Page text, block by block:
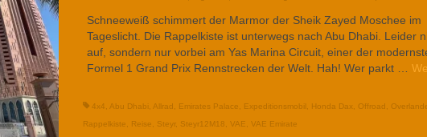
Schneeweiß schimmert der Marmor der Sheik Zayed Moschee im
Tageslicht. Die Rappelkiste ist unterwegs nach Abu Dhabi. Leider
auf, sondern nur vorbei am Yas Marina Circuit, einer der
Formel 1 Grand Prix Rennstrecken der Welt. Hah! Wer parkt …
4x4 Abu Dhabi Allrad Emirates Palace Expeditionsmobil Honda Dax Offroad
Rappelkiste
Reise Steyr, Steyr12M18 VAE VAE Emirate